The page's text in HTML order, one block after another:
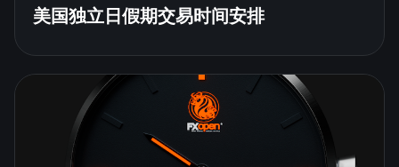
美国独立日假期交易时间安排